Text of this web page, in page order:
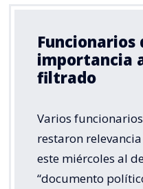
Funcionarios
importancia
filtrado
Varios
restaron
este miércoles al
“documento